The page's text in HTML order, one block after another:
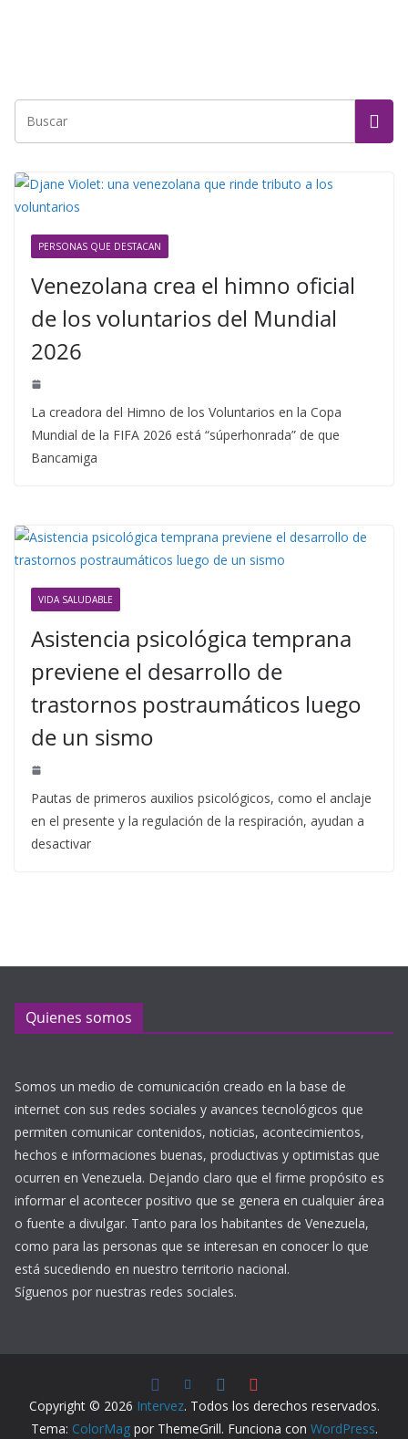
PERSONAS QUE DESTACAN
Venezolana crea el himno oficial
de los voluntarios del Mundial
2026
La creadora del Himno de los Voluntarios en la Copa
Mundial de la FIFA 2026 está “súperhonrada” de que
Bancamiga
VIDA SALUDABLE
Asistencia psicológica temprana
previene el desarrollo de
trastornos postraumáticos luego
de un sismo
Pautas de primeros auxilios psicológicos, como el anclaje
en el presente y la regulación de la respiración, ayudan a
desactivar
Quienes somos
Somos un medio de comunicación creado en la base de
internet con sus redes sociales y avances tecnológicos que
permiten comunicar contenidos, noticias, acontecimientos,
hechos e informaciones buenas, productivas y optimistas que
ocurren en Venezuela. Dejando claro que el firme propósito es
informar el acontecer positivo que se genera en cualquier área
o fuente a divulgar. Tanto para los habitantes de Venezuela,
como para las personas que se interesan en conocer lo que
está sucediendo en nuestro territorio nacional.
Síguenos por nuestras redes sociales.
Copyright © 2026 Intervez. Todos los derechos reservados.
Tema: ColorMagpor ThemeGrill. Funciona con WordPress.